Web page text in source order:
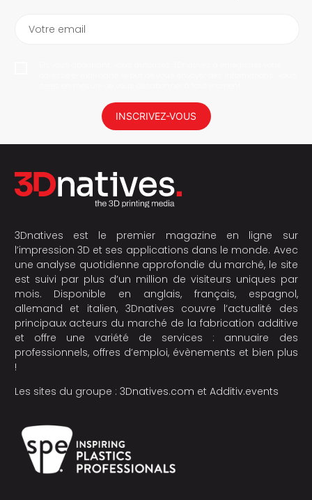
Votre email
INSCRIVEZ-VOUS
3Dnatives est le premier magazine en ligne sur
l’impression 3D et ses applications dans le monde. Avec
une analyse quotidienne approfondie du marché, le site
est suivi par plus d’un million de visiteurs uniques par
mois. Disponible en anglais, français, espagnol,
allemand et italien, 3Dnatives couvre l’actualité des
principaux acteurs du marché de la fabrication additive
et offre une variété de services : annuaire des
professionnels, offres d’emploi, évènements et bien plus
!
Les sites du groupe : 3Dnatives.com et Additiv.events